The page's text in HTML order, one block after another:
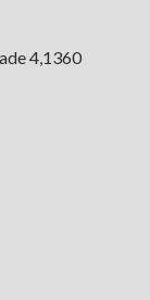
4,1360